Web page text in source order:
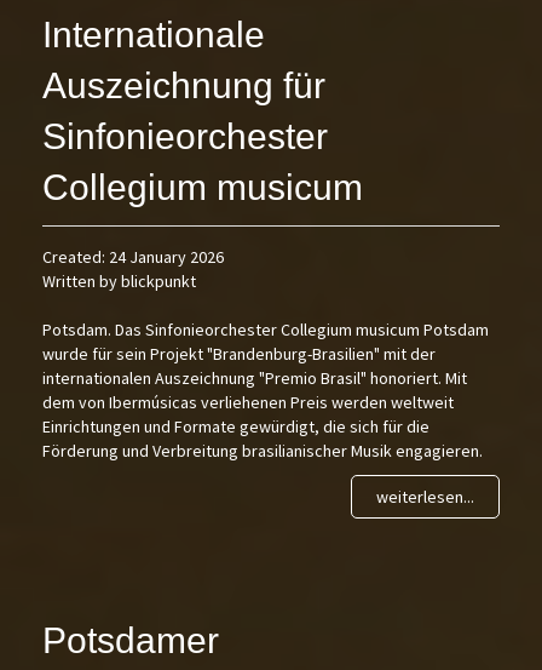
Internationale
Auszeichnung für
Sinfonieorchester
Collegium musicum
Created: 24 January 2026
Written by blickpunkt
Potsdam. Das Sinfonieorchester Collegium musicum Potsdam
wurde für sein Projekt "Brandenburg-Brasilien" mit der
internationalen Auszeichnung "Premio Brasil" honoriert. Mit
dem von Ibermúsicas verliehenen Preis werden weltweit
Einrichtungen und Formate gewürdigt, die sich für die
Förderung und Verbreitung brasilianischer Musik engagieren.
weiterlesen...
Potsdamer